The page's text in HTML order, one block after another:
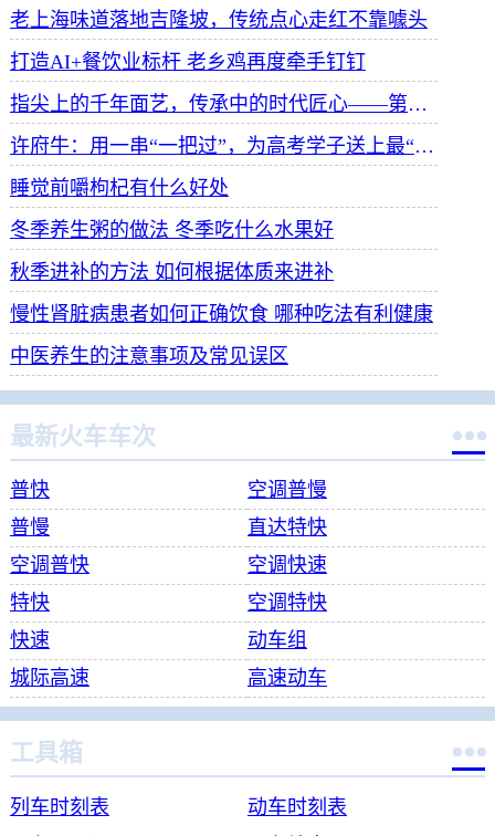
老上海味道落地吉隆坡，传统点心走红不靠噱头
打造AI+餐饮业标杆 老乡鸡再度牵手钉钉
指尖上的千年面艺，传承中的时代匠心——第八届“安琪酵母杯”中华发酵面食大赛武汉赛区开赛
许府牛：用一串“一把过”，为高考学子送上最“牛”祝福
睡觉前嚼枸杞有什么好处
冬季养生粥的做法 冬季吃什么水果好
秋季进补的方法 如何根据体质来进补
慢性肾脏病患者如何正确饮食 哪种吃法有利健康
中医养生的注意事项及常见误区
最新火车车次 
普快
空调普慢
普慢
直达特快
空调普快
空调快速
特快
空调特快
快速
动车组
城际高速
高速动车
工具箱 
列车时刻表
动车时刻表